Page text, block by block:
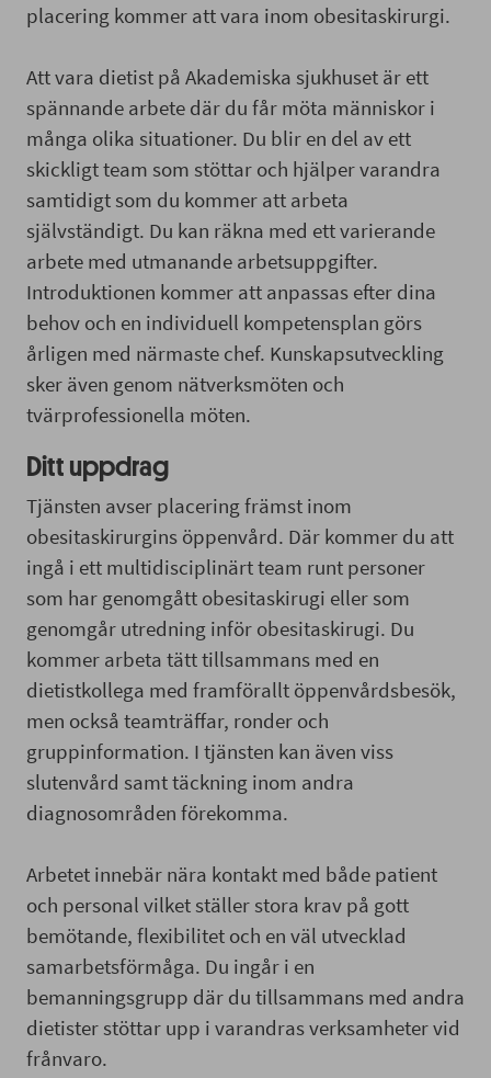
placering kommer att vara inom obesitaskirurgi.
Att vara dietist på Akademiska sjukhuset är ett
spännande arbete där du får möta människor i
många olika situationer. Du blir en del av ett
skickligt team som stöttar och hjälper varandra
samtidigt som du kommer att arbeta
självständigt. Du kan räkna med ett varierande
arbete med utmanande arbetsuppgifter.
Introduktionen kommer att anpassas efter dina
behov och en individuell kompetensplan görs
årligen med närmaste chef. Kunskapsutveckling
sker även genom nätverksmöten och
tvärprofessionella möten.
Ditt uppdrag
Tjänsten avser placering främst inom
obesitaskirurgins öppenvård. Där kommer du att
ingå i ett multidisciplinärt team runt personer
som har genomgått obesitaskirugi eller som
genomgår utredning inför obesitaskirugi. Du
kommer arbeta tätt tillsammans med en
dietistkollega med framförallt öppenvårdsbesök,
men också teamträffar, ronder och
gruppinformation. I tjänsten kan även viss
slutenvård samt täckning inom andra
diagnosområden förekomma.
Arbetet innebär nära kontakt med både patient
och personal vilket ställer stora krav på gott
bemötande, flexibilitet och en väl utvecklad
samarbetsförmåga. Du ingår i en
bemanningsgrupp där du tillsammans med andra
dietister stöttar upp i varandras verksamheter vid
frånvaro.